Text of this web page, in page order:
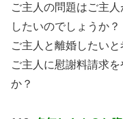
ご主人の問題はご主
したいのでしょうか？
ご主人と離婚したい
ご主人に慰謝料請求
か？